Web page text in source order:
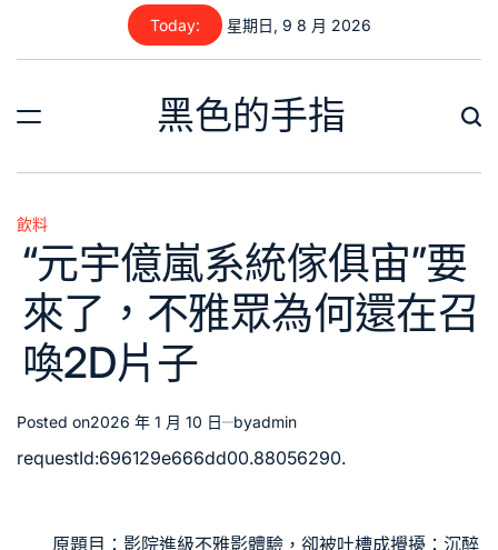
content
Today: 星期日, 9 8 月 2026
黑色的手指
Posted
in
飲料
“元宇億嵐系統傢俱宙”要
來了，不雅眾為何還在召
喚2D片子
Posted on2026 年 1 月 10 日 byadmin
requestId:696129e666dd00.88056290.
原題目：影院進級不雅影體驗，卻被吐槽成攪擾：沉醉